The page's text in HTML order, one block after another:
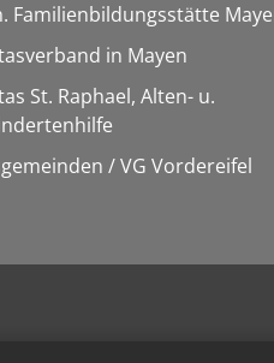
Familienbildungsstätte
in Mayen
St. Raphael, Alten- u.
/ VG Vordereifel